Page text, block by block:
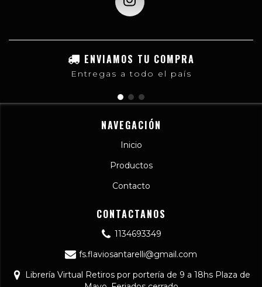
ENVIAMOS TU COMPRA
Entregas a todo el país
NAVEGACIÓN
Inicio
Productos
Contacto
CONTACTANOS
1134693349
fs.flaviosantarelli@gmail.com
Librería Virtual Retiros por portería de 9 a 18hs Plaza de